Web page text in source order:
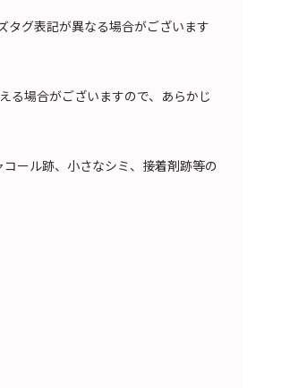
タグ表記が異なる場合がございます
る場合がございますので、あらかじ
ール跡、小さなシミ、接着剤跡等の